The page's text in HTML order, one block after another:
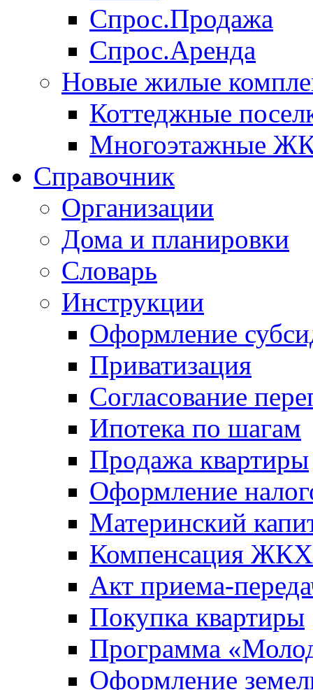
Спрос.Продажа
Спрос.Аренда
Новые жилые
Коттеджные
Многоэтажные
Справочник
Организации
Дома и планировки
Словарь
Инструкции
Оформление
Приватизация
Согласование
Ипотека по шагам
Продажа квартиры
Оформление
Материнский
Компенсация ЖКХ
Акт приема-
Покупка квартиры
Программа
Оформление